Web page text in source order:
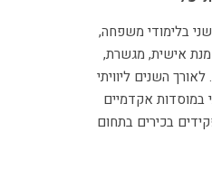
בלימודי משפחה,
אישית, מגשרת,
. לאורך השנים ליוויתי
במוסדות אקדמיים
בכירים בתחום